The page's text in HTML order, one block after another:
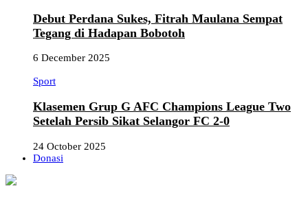
Debut Perdana Sukes, Fitrah Maulana Sempat
Tegang di Hadapan Bobotoh
6 December 2025
Sport
Klasemen Grup G AFC Champions League Two
Setelah Persib Sikat Selangor FC 2-0
24 October 2025
Donasi